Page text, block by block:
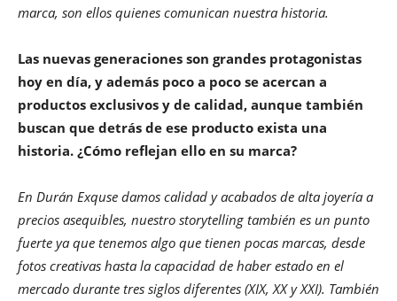
marca, son ellos quienes comunican nuestra historia.
Las nuevas generaciones son grandes protagonistas
hoy en día, y además poco a poco se acercan a
productos exclusivos y de calidad, aunque también
buscan que detrás de ese producto exista una
historia. ¿Cómo reflejan ello en su marca?
En Durán Exquse damos calidad y acabados de alta joyería a
precios asequibles, nuestro storytelling también es un punto
fuerte ya que tenemos algo que tienen pocas marcas, desde
fotos creativas hasta la capacidad de haber estado en el
mercado durante tres siglos diferentes (XIX, XX y XXI). También